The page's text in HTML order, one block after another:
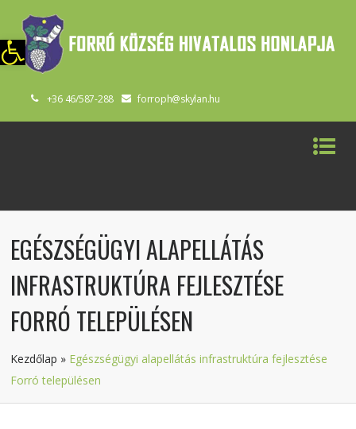
Eszköztár megnyitása
+36 46/587-288 forroph@skylan.hu
EGÉSZSÉGÜGYI ALAPELLÁTÁS
INFRASTRUKTÚRA FEJLESZTÉSE
FORRÓ TELEPÜLÉSEN
Kezdőlap » Egészségügyi alapellátás infrastruktúra fejlesztése
Forró településen